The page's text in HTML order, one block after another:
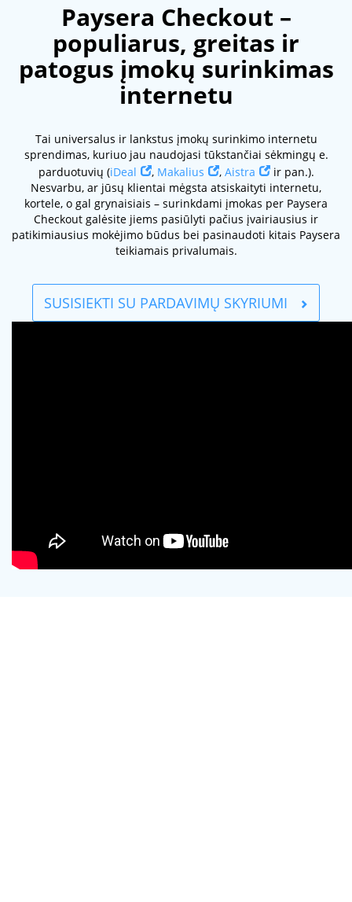
Paysera Checkout –
populiarus, greitas ir
patogus įmokų surinkimas
internetu
Tai universalus ir lankstus įmokų surinkimo internetu
sprendimas, kuriuo jau naudojasi tūkstančiai sėkmingų e.
parduotuvių (iDeal , Makalius , Aistra
ir pan.).
Nesvarbu, ar jūsų klientai mėgsta atsiskaityti internetu,
kortele, o gal grynaisiais – surinkdami įmokas per Paysera
Checkout galėsite jiems pasiūlyti pačius įvairiausius ir
patikimiausius mokėjimo būdus bei pasinaudoti kitais Paysera
teikiamais privalumais.
SUSISIEKTI SU PARDAVIMŲ SKYRIUMI